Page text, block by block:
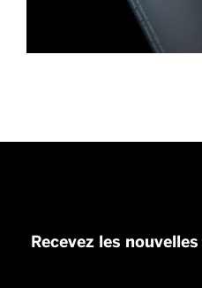
Recevez les